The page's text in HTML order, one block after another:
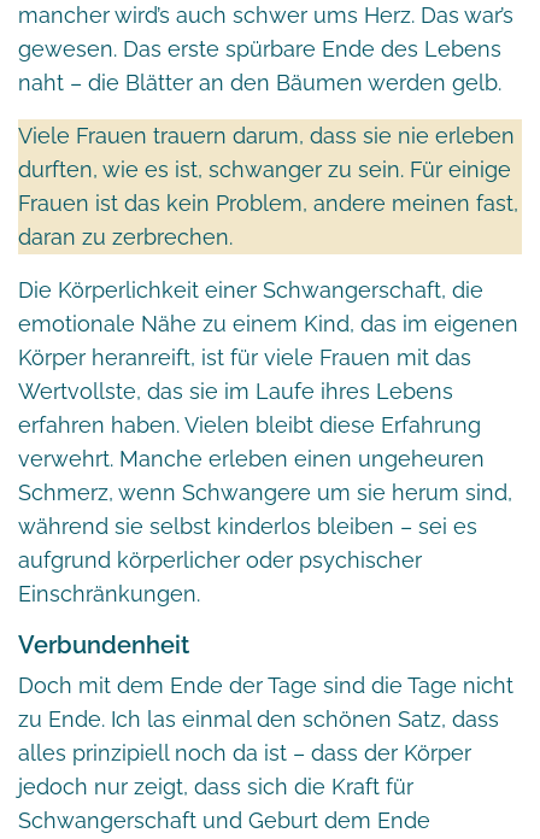
mancher wird’s auch schwer ums Herz. Das war’s
gewesen. Das erste spürbare Ende des Lebens
naht – die Blätter an den Bäumen werden gelb.
Viele Frauen trauern darum, dass sie nie erleben
durften, wie es ist, schwanger zu sein. Für einige
Frauen ist das kein Problem, andere meinen fast,
daran zu zerbrechen.
Die Körperlichkeit einer Schwangerschaft, die
emotionale Nähe zu einem Kind, das im eigenen
Körper heranreift, ist für viele Frauen mit das
Wertvollste, das sie im Laufe ihres Lebens
erfahren haben. Vielen bleibt diese Erfahrung
verwehrt. Manche erleben einen ungeheuren
Schmerz, wenn Schwangere um sie herum sind,
während sie selbst kinderlos bleiben – sei es
aufgrund körperlicher oder psychischer
Einschränkungen.
Verbundenheit
Doch mit dem Ende der Tage sind die Tage nicht
zu Ende. Ich las einmal den schönen Satz, dass
alles prinzipiell noch da ist – dass der Körper
jedoch nur zeigt, dass sich die Kraft für
Schwangerschaft und Geburt dem Ende